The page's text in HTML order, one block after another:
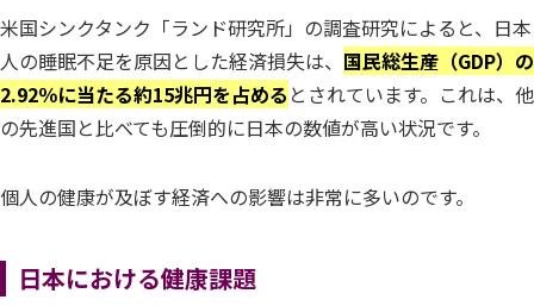
米国シンクタンク「ランド研究所」の調査研究によると、日本
人の睡眠不足を原因とした経済損失は、 国民総生産（GDP）の
2.92％に当たる約15兆円を占める とされています。これは、他
の先進国と比べても圧倒的に日本の数値が高い状況です。
個人の健康が及ぼす経済への影響は非常に多いのです。
日本における健康課題